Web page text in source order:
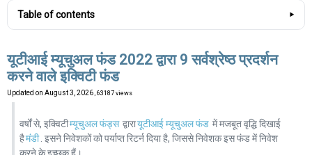
Table of contents
यूटीआई म्यूचुअल फंड 2022 द्वारा 9 सर्वश्रेष्ठ प्रदर्शन
करने वाले इक्विटी फंड
Updated on August 3, 2026 , 63187 views
वर्षों से, इक्विटीम्यूचुअल फंड्स द्वारायूटीआई म्यूचुअल फंड में मजबूत वृद्धि दिखाई
हैमंडी . इसने निवेशकों को पर्याप्त रिटर्न दिया है, जिससे निवेशक इस फंड में निवेश